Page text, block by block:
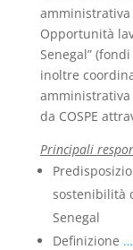
amministrativa
Opportunità
Senegal”
inoltre
da COSPE
Principali
sostenibilità
Senegal
Definizione